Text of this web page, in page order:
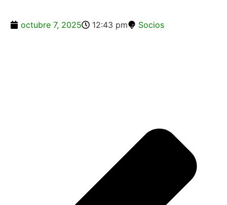
octubre 7, 2025 12:43 pm Socios